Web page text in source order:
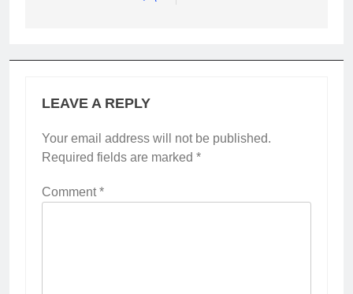
LEAVE A REPLY
Your email address will not be published.
Required fields are marked *
Comment*